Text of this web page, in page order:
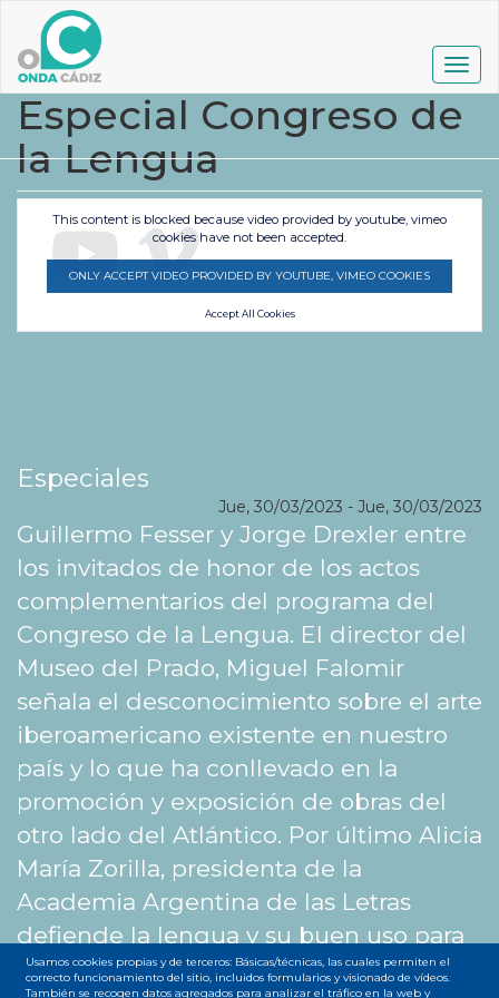
contenido
principal
Especial Congreso de
la Lengua
This content is blocked because video provided by youtube, vimeo
cookies have not been accepted.
ONLY ACCEPT VIDEO PROVIDED BY YOUTUBE, VIMEO COOKIES
Accept All Cookies
Especiales
Jue, 30/03/2023 - Jue, 30/03/2023
Guillermo Fesser y Jorge Drexler entre
los invitados de honor de los actos
complementarios del programa del
Congreso de la Lengua. El director del
Museo del Prado, Miguel Falomir
señala el desconocimiento sobre el arte
iberoamericano existente en nuestro
país y lo que ha conllevado en la
promoción y exposición de obras del
otro lado del Atlántico. Por último Alicia
María Zorilla, presidenta de la
Academia Argentina de las Letras
defiende la lengua y su buen uso para
su mejor conservación a futuro.
Usamos cookies propias y de terceros: Básicas/técnicas, las cuales permiten el
correcto funcionamiento del sitio, incluidos formularios y visionado de vídeos.
También se recogen datos agregados para analizar el tráfico en la web y